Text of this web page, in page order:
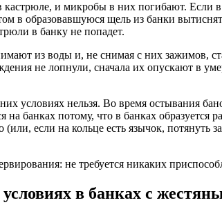
и микробы в них погибают. Если
в образовавшуюся щель из банки
в банку не попадет.
из воды и, не снимая с них зажимов,
не лопнули, сначала их опускают в
условиях нельзя. Во время остывания
банках потому, что в банках образуется
если на кольце есть язычок, потянуть
не требуется никаких
в банках с